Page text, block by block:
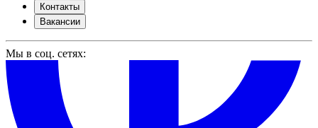
Контакты
Вакансии
Мы в соц. сетях: